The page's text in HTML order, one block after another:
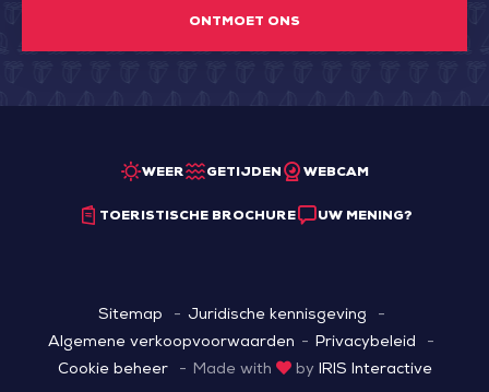
ONTMOET ONS
WEER GETIJDEN WEBCAM
TOERISTISCHE BROCHURE UW MENING?
Sitemap
Juridische kennisgeving
Algemene verkoopvoorwaarden
Privacybeleid
Cookie beheer
Made with by IRIS Interactive